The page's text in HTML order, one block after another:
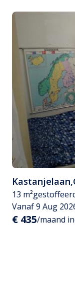
Kastanjelaan,
13 m²
Vanaf 9 Aug
€ 435/maand